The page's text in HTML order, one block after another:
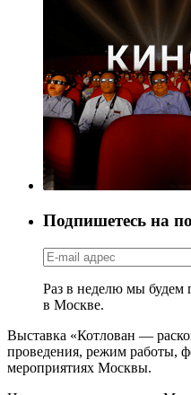
Подпишетесь на
Раз в неделю мы будем
в Москве.
Выставка «Котлован —
проведения, режим работы,
мероприятиях Москвы.